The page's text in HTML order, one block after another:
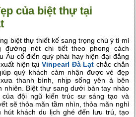
của biệt thự tại
biệt thự thiết kế sang trọng chú ý tỉ mỉ
đường nét chi tiết theo phong cách
Âu cổ điển quý phái hay hiện đại đẳng
hiện tại Vinpearl Đà Lạt chắc chắn
quý khách cảm nhận được vẻ đẹp
thanh bình, nhịp sống yên ả bên
nhiên. Biệt thự sang dưới bàn tay nhào
của đội ngũ kiến trúc sư sáng tạo và
sẽ thỏa mãn tầm nhìn, thỏa mãn nghỉ
hút khách du lịch ghé đến lưu trú, tạo